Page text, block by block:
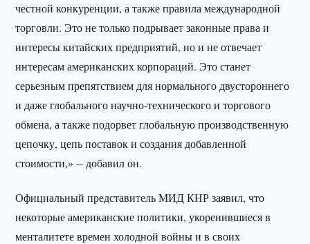
честной конкуренции, а также правила международной
торговли. Это не только подрывает законные права и
интересы китайских предприятий, но и не отвечает
интересам американских корпораций. Это станет
серьезным препятствием для нормального двустороннего
и даже глобального научно-технического и торгового
обмена, а также подорвет глобальную производственную
цепочку, цепь поставок и создания добавленной
стоимости,» -- добавил он.
Официальный представитель МИД КНР заявил, что
некоторые американские политики, укоренившиеся в
менталитете времен холодной войны и в своих